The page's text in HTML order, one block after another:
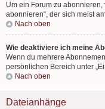
Um ein Forum zu
abonnieren“, der sich meist
Nach oben
Wie deaktiviere ich meine
Wenn du mehrere
persönlichen Bereich unter
Nach oben
Dateianhänge